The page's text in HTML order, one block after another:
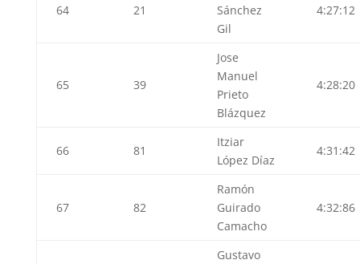
64 21
Sánchez
Gil
4:27:12
65 39
Jose
Manuel
Prieto
Blázquez
4:28:20
66 81
Itziar
López Díaz
4:31:42
67 82
Ramón
Guirado
Camacho
4:32:86
Gustavo